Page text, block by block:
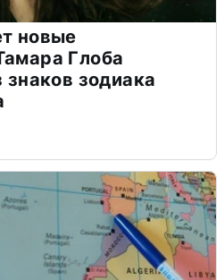
новые
Глоба
знаков зодиака